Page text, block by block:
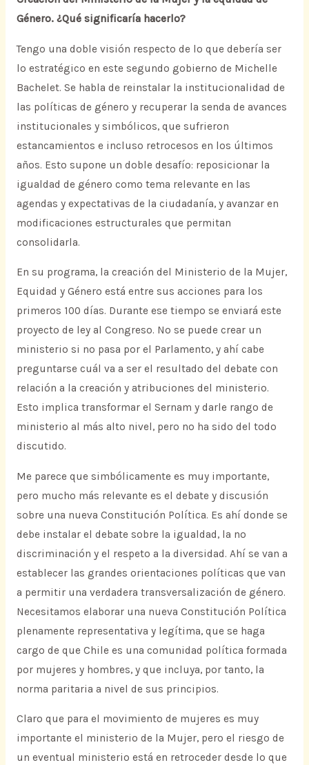
Género. ¿Qué significaría hacerlo?
Tengo una doble visión respecto de lo que debería ser
lo estratégico en este segundo gobierno de Michelle
Bachelet. Se habla de reinstalar la institucionalidad de
las políticas de género y recuperar la senda de avances
institucionales y simbólicos, que sufrieron
estancamientos e incluso retrocesos en los últimos
años. Esto supone un doble desafío: reposicionar la
igualdad de género como tema relevante en las
agendas y expectativas de la ciudadanía, y avanzar en
modificaciones estructurales que permitan
consolidarla.
En su programa, la creación del Ministerio de la Mujer,
Equidad y Género está entre sus acciones para los
primeros 100 días. Durante ese tiempo se enviará este
proyecto de ley al Congreso. No se puede crear un
ministerio si no pasa por el Parlamento, y ahí cabe
preguntarse cuál va a ser el resultado del debate con
relación a la creación y atribuciones del ministerio.
Esto implica transformar el Sernam y darle rango de
ministerio al más alto nivel, pero no ha sido del todo
discutido.
Me parece que simbólicamente es muy importante,
pero mucho más relevante es el debate y discusión
sobre una nueva Constitución Política. Es ahí donde se
debe instalar el debate sobre la igualdad, la no
discriminación y el respeto a la diversidad. Ahí se van a
establecer las grandes orientaciones políticas que van
a permitir una verdadera transversalización de género.
Necesitamos elaborar una nueva Constitución Política
plenamente representativa y legítima, que se haga
cargo de que Chile es una comunidad política formada
por mujeres y hombres, y que incluya, por tanto, la
norma paritaria a nivel de sus principios.
Claro que para el movimiento de mujeres es muy
importante el ministerio de la Mujer, pero el riesgo de
un eventual ministerio está en retroceder desde lo que